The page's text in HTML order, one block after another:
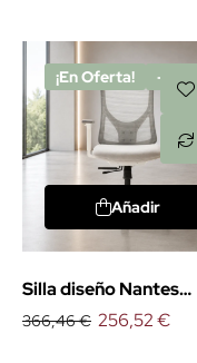
¡En Oferta! -30%
Añadir
Silla diseño Nantes
blanca
366,46 € 256,52 €